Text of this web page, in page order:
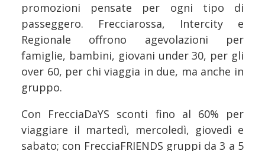
promozioni pensate per ogni tipo di
passeggero. Frecciarossa, Intercity e
Regionale offrono agevolazioni per
famiglie, bambini, giovani under 30, per gli
over 60, per chi viaggia in due, ma anche in
gruppo.
Con FrecciaDaYS sconti fino al 60% per
viaggiare il martedì, mercoledì, giovedì e
sabato; con FrecciaFRIENDS gruppi da 3 a 5